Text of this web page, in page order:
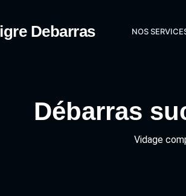
Debarras NOS
Débarras
Vidage